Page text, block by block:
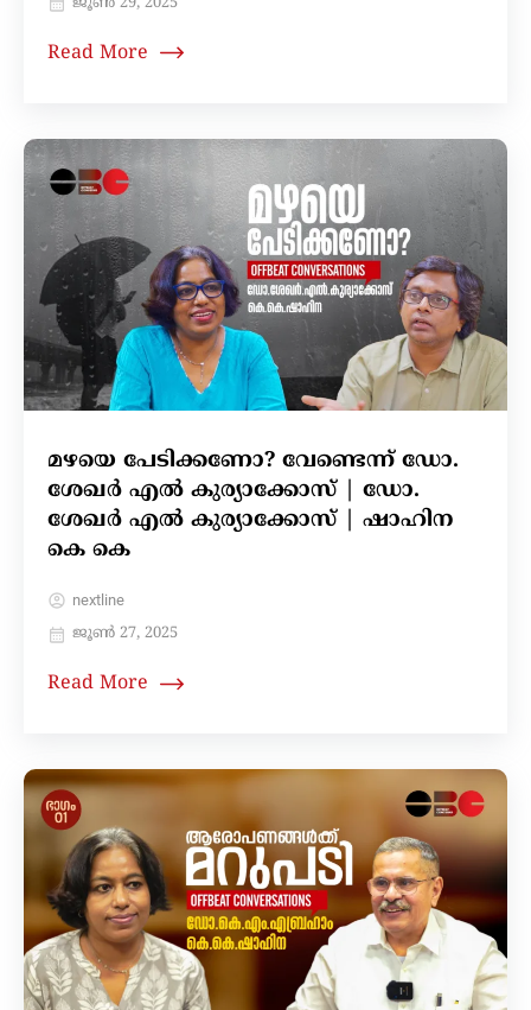
Read More
മഴയെ പേടിക്കണോ? വേണ്ടെന്ന് ഡോ.
ശേഖർ എൽ കുര്യാക്കോസ് | ഡോ.
ശേഖർ എൽ കുര്യാക്കോസ് | ഷാഹിന
കെ കെ
nextline
ജൂൺ 27, 2025
Read More